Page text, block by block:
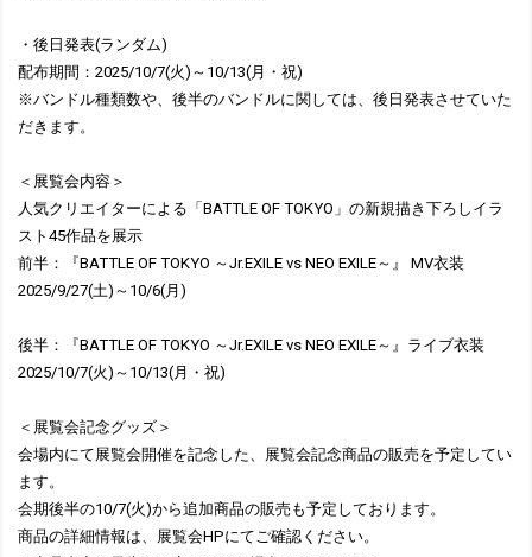
・後日発表(ランダム)
配布期間：2025/10/7(火)～10/13(月・祝)
※バンドル種類数や、後半のバンドルに関しては、後日発表させていた
だきます。
＜展覧会内容＞
人気クリエイターによる「BATTLE OF TOKYO」の新規描き下ろしイラ
スト45作品を展示
前半：『BATTLE OF TOKYO ～Jr.EXILE vs NEO EXILE～』 MV衣装
2025/9/27(土)～10/6(月)
後半：『BATTLE OF TOKYO ～Jr.EXILE vs NEO EXILE～』ライブ衣装
2025/10/7(火)～10/13(月・祝)
＜展覧会記念グッズ＞
会場内にて展覧会開催を記念した、展覧会記念商品の販売を予定してい
ます。
会期後半の10/7(火)から追加商品の販売も予定しております。
商品の詳細情報は、展覧会HPにてご確認ください。